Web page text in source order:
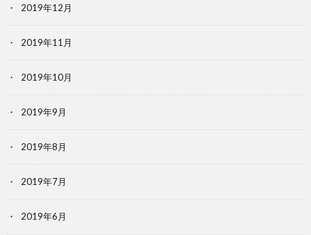
2019年12月
2019年11月
2019年10月
2019年9月
2019年8月
2019年7月
2019年6月